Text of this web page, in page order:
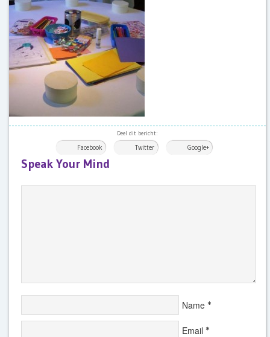
Deel dit bericht:
Facebook Twitter Google+
Speak Your Mind
Name *
Email *